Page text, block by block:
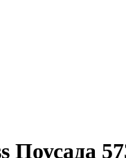
Поусада